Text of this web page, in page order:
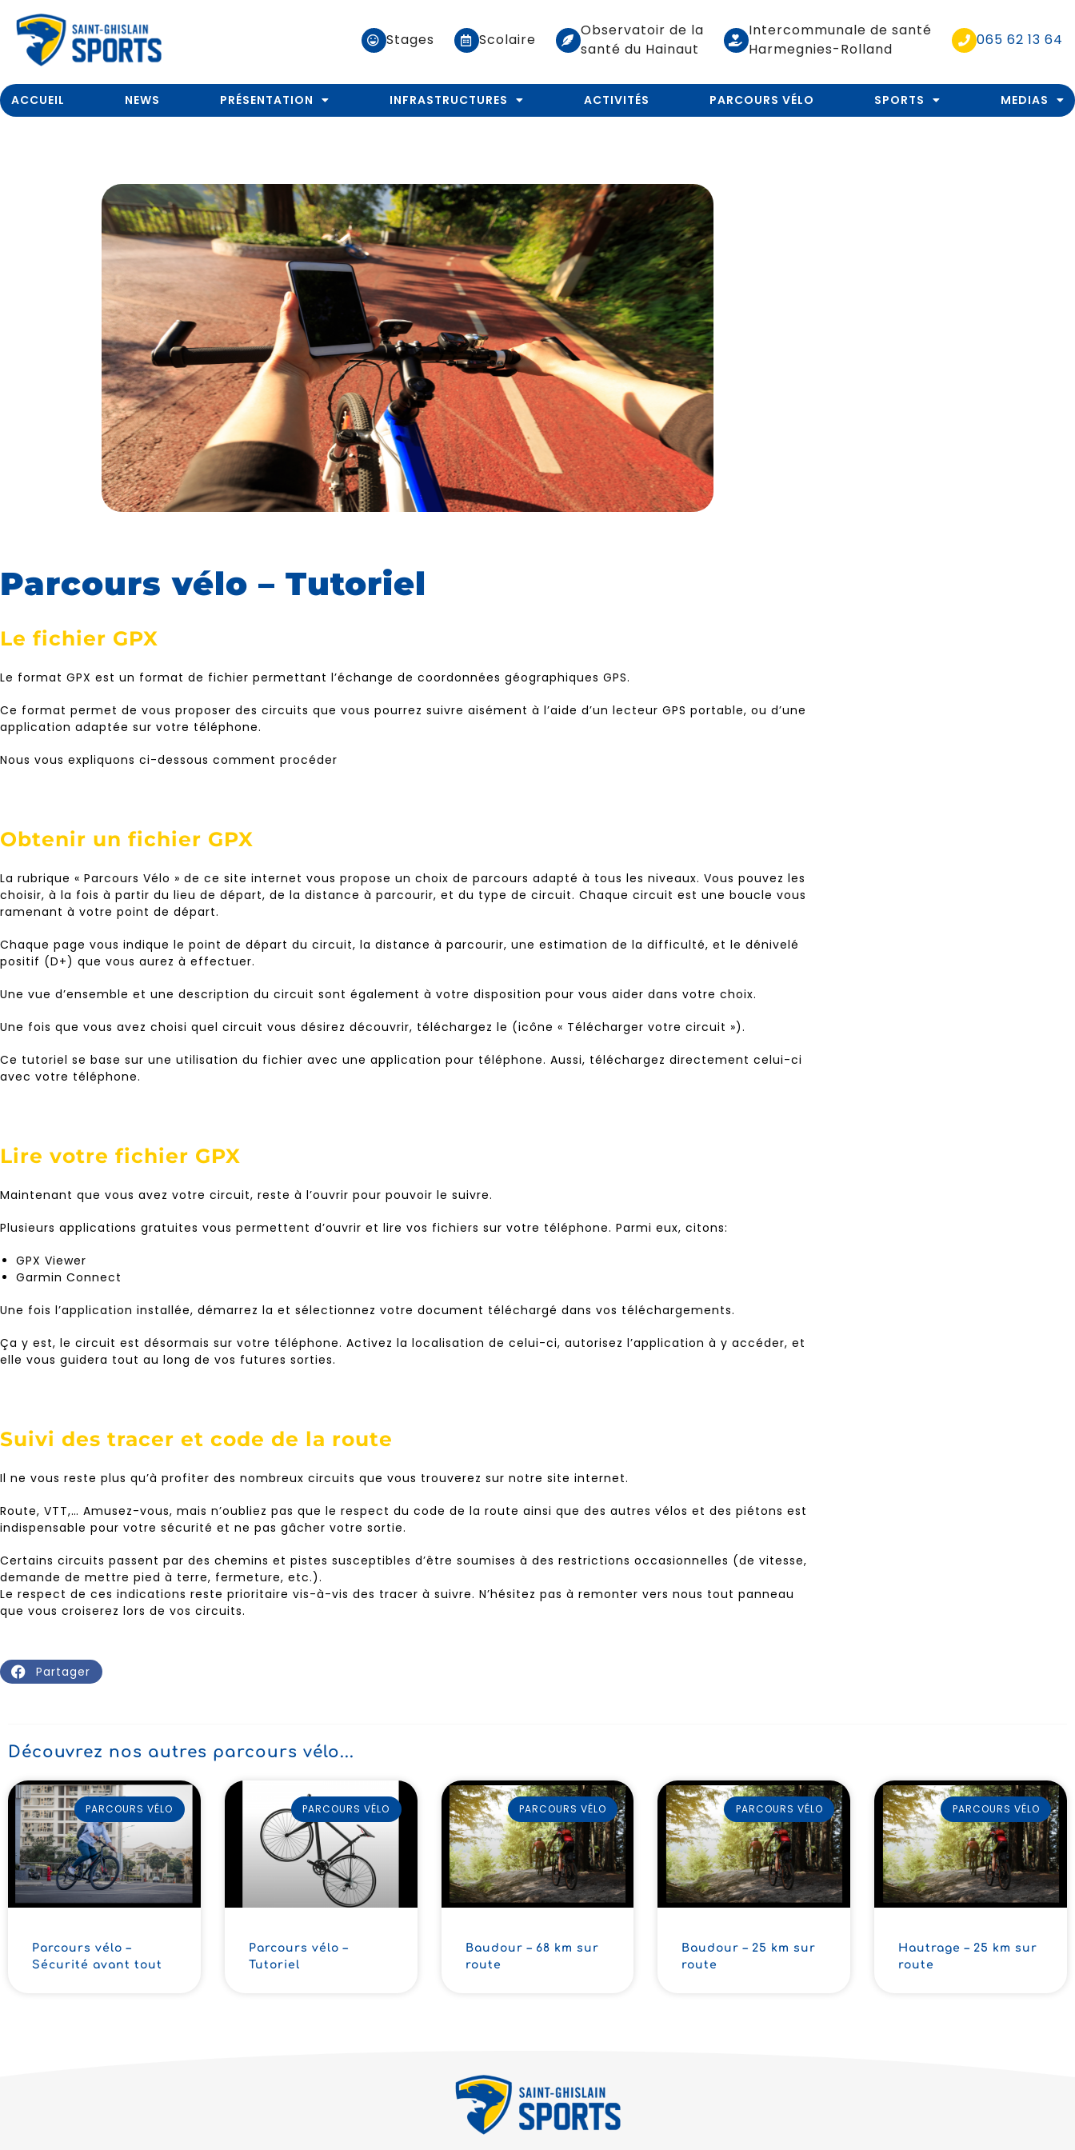
Stages Scolaire
Observatoir de la
santé du Hainaut
Intercommunale de santé
Harmegnies-Rolland
065 62 13 64
ACCUEIL NEWS PRÉSENTATION INFRASTRUCTURES ACTIVITÉS PARCOURS VÉLO SPORTS MEDIAS
Parcours vélo – Tutoriel
Le fichier GPX
Le format GPX est un format de fichier permettant l’échange de coordonnées géographiques GPS.
Ce format permet de vous proposer des circuits que vous pourrez suivre aisément à l’aide d’un lecteur GPS portable, ou d’une
application adaptée sur votre téléphone.
Nous vous expliquons ci-dessous comment procéder
Obtenir un fichier GPX
La rubrique « Parcours Vélo » de ce site internet vous propose un choix de parcours adapté à tous les niveaux. Vous pouvez les
choisir, à la fois à partir du lieu de départ, de la distance à parcourir, et du type de circuit. Chaque circuit est une boucle vous
ramenant à votre point de départ.
Chaque page vous indique le point de départ du circuit, la distance à parcourir, une estimation de la difficulté, et le dénivelé
positif (D+) que vous aurez à effectuer.
Une vue d’ensemble et une description du circuit sont également à votre disposition pour vous aider dans votre choix.
Une fois que vous avez choisi quel circuit vous désirez découvrir, téléchargez le (icône « Télécharger votre circuit »).
Ce tutoriel se base sur une utilisation du fichier avec une application pour téléphone. Aussi, téléchargez directement celui-ci
avec votre téléphone.
Lire votre fichier GPX
Maintenant que vous avez votre circuit, reste à l’ouvrir pour pouvoir le suivre.
Plusieurs applications gratuites vous permettent d’ouvrir et lire vos fichiers sur votre téléphone. Parmi eux, citons:
GPX Viewer
Garmin Connect
Une fois l’application installée, démarrez la et sélectionnez votre document téléchargé dans vos téléchargements.
Ça y est, le circuit est désormais sur votre téléphone. Activez la localisation de celui-ci, autorisez l’application à y accéder, et
elle vous guidera tout au long de vos futures sorties.
Suivi des tracer et code de la route
Il ne vous reste plus qu’à profiter des nombreux circuits que vous trouverez sur notre site internet.
Route, VTT,… Amusez-vous, mais n’oubliez pas que le respect du code de la route ainsi que des autres vélos et des piétons est
indispensable pour votre sécurité et ne pas gâcher votre sortie.
Certains circuits passent par des chemins et pistes susceptibles d’être soumises à des restrictions occasionnelles (de vitesse,
demande de mettre pied à terre, fermeture, etc.).
Le respect de ces indications reste prioritaire vis-à-vis des tracer à suivre. N’hésitez pas à remonter vers nous tout panneau
que vous croiserez lors de vos circuits.
Partager
Découvrez nos autres parcours vélo...
PARCOURS VÉLO
Parcours vélo –
Sécurité avant tout
PARCOURS VÉLO
Parcours vélo –
Tutoriel
PARCOURS VÉLO
Baudour – 68 km sur
route
PARCOURS VÉLO
Baudour – 25 km sur
route
PARCOURS VÉLO
Hautrage – 25 km sur
route